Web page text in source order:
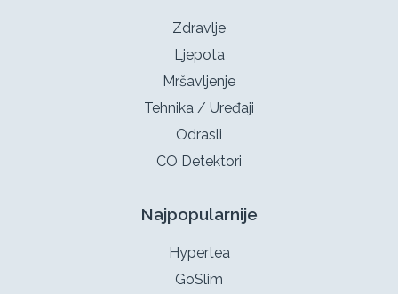
Zdravlje
Ljepota
Mršavljenje
Tehnika / Uređaji
Odrasli
CO Detektori
Najpopularnije
Hypertea
GoSlim